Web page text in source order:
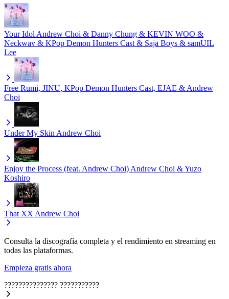
Your Idol Andrew Choi & Danny Chung & KEVIN WOO &
Neckwav & KPop Demon Hunters Cast & Saja Boys & samUIL
Lee
Free Rumi, JINU, KPop Demon Hunters Cast, EJAE & Andrew
Choi
Under My Skin Andrew Choi
Enjoy the Process (feat. Andrew Choi) Andrew Choi & Yuzo
Koshiro
That XX Andrew Choi
Consulta la discografía completa y el rendimiento en streaming en
todas las plataformas.
Empieza gratis ahora
??????????????? ???????????